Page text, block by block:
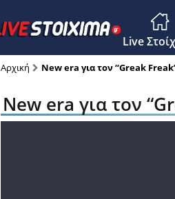
Main Menu
Live
Αρχική New era για τον “Greak
New era για τον